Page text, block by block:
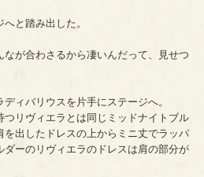
と踏み出した。
なが合わさるから凄いんだって、見せつ
ィバリウスを片手にステージへ。
リヴィエラとは同じミッドナイトブル
を出したドレスの上からミニ丈でラッパ
ーのリヴィエラのドレスは肩の部分が